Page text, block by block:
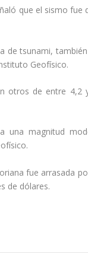
que el sismo
de tsunami,
Geofísico.
otros de entre
una magnitud
fue arrasada
de dólares.